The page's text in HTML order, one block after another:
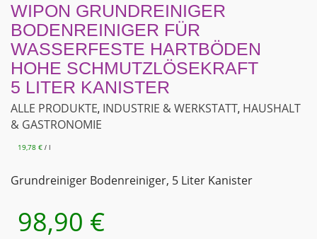
WIPON GRUNDREINIGER
BODENREINIGER FÜR
WASSERFESTE HARTBÖDEN
HOHE SCHMUTZLÖSEKRAFT
5 LITER KANISTER
ALLE PRODUKTE, INDUSTRIE & WERKSTATT, HAUSHALT
& GASTRONOMIE
19,78 € / l
Grundreiniger Bodenreiniger, 5 Liter Kanister
98,90 €